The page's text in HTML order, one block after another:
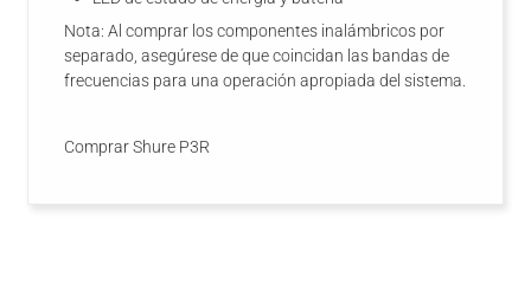
Nota: Al comprar los componentes inalámbricos por
separado, asegúrese de que coincidan las bandas de
frecuencias para una operación apropiada del sistema.
Comprar Shure P3R